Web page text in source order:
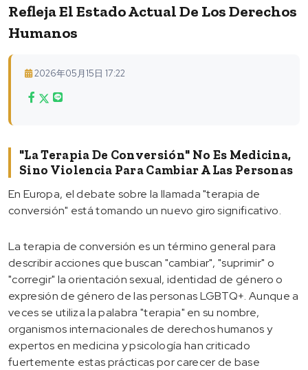
Refleja El Estado Actual De Los Derechos
Humanos
2026年05月15日 17:22
"La Terapia De Conversión" No Es Medicina,
Sino Violencia Para Cambiar A Las Personas
En Europa, el debate sobre la llamada "terapia de
conversión" está tomando un nuevo giro significativo.
La terapia de conversión es un término general para
describir acciones que buscan "cambiar", "suprimir" o
"corregir" la orientación sexual, identidad de género o
expresión de género de las personas LGBTQ+. Aunque a
veces se utiliza la palabra "terapia" en su nombre,
organismos internacionales de derechos humanos y
expertos en medicina y psicología han criticado
fuertemente estas prácticas por carecer de base